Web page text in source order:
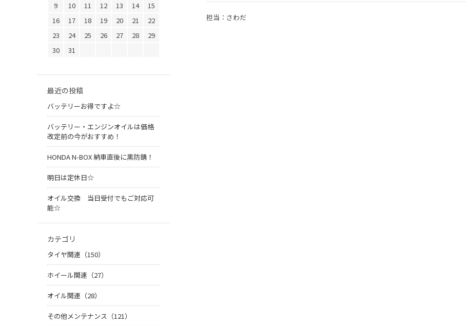
担当：さわだ
9
10 11 12 13 14
15
16
17 18 19 20 21
22
23
24 25 26 27 28
29
30
31
最近の投稿
バッテリーお得ですよ☆
バッテリー・エンジンオイルは価格
改定前の今がおすすめ！
HONDA N-BOX 納車直後に黒防錆！
明日は定休日☆
オイル交換 当日受付でもご対応可
能☆
カテゴリ
タイヤ関連（150）
ホイール関連（27）
オイル関連（28）
その他メンテナンス（121）